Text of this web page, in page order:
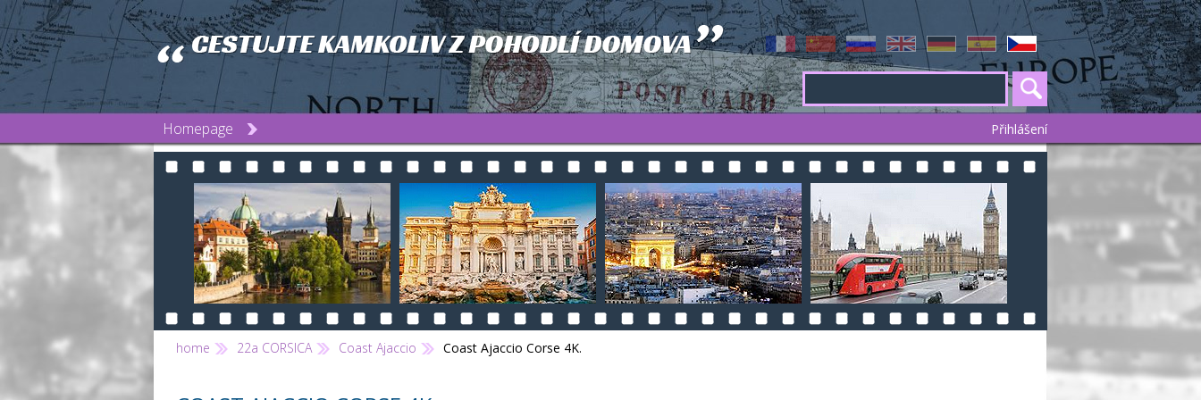
Přihlášení
Homepage
home 22a CORSICA Coast Ajaccio Coast Ajaccio Corse 4K.